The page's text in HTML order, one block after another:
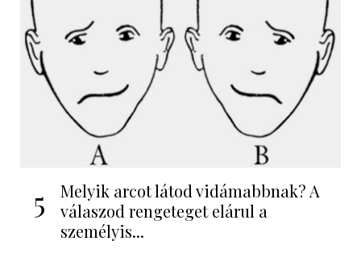
5
Melyik arcot látod vidámabbnak? A
válaszod rengeteget elárul a
személyis...